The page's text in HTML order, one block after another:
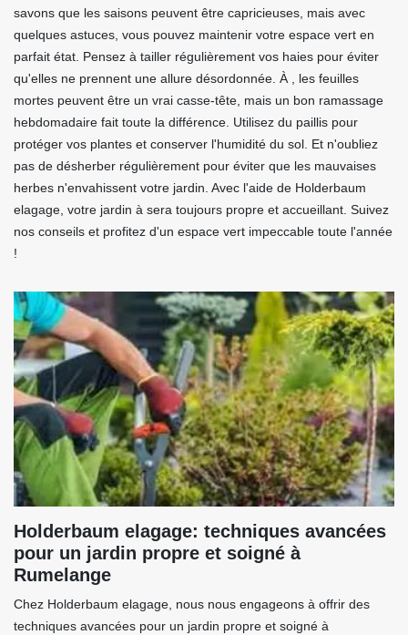
savons que les saisons peuvent être capricieuses, mais avec
quelques astuces, vous pouvez maintenir votre espace vert en
parfait état. Pensez à tailler régulièrement vos haies pour éviter
qu'elles ne prennent une allure désordonnée. À , les feuilles
mortes peuvent être un vrai casse-tête, mais un bon ramassage
hebdomadaire fait toute la différence. Utilisez du paillis pour
protéger vos plantes et conserver l'humidité du sol. Et n'oubliez
pas de désherber régulièrement pour éviter que les mauvaises
herbes n'envahissent votre jardin. Avec l'aide de Holderbaum
elagage, votre jardin à sera toujours propre et accueillant. Suivez
nos conseils et profitez d'un espace vert impeccable toute l'année
!
Holderbaum elagage: techniques avancées
pour un jardin propre et soigné à
Rumelange
Chez Holderbaum elagage, nous nous engageons à offrir des
techniques avancées pour un jardin propre et soigné à